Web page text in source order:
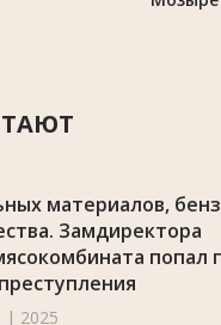
материалов,
Замдиректора
попал
| 2025